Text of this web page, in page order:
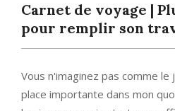
Carnet de voyage |
pour remplir son
Vous n'imaginez pas comme le
place importante dans mon